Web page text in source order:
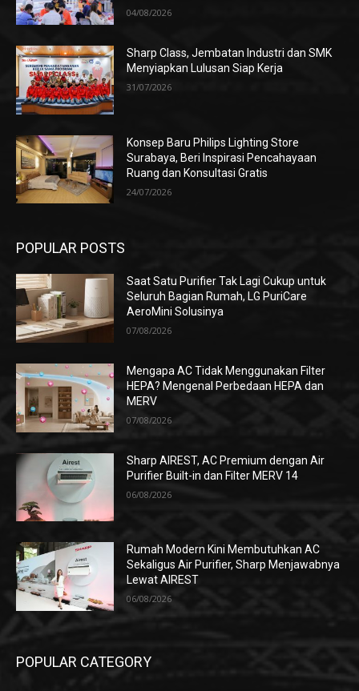
04/08/2026
Sharp Class, Jembatan Industri dan SMK
Menyiapkan Lulusan Siap Kerja
31/07/2026
Konsep Baru Philips Lighting Store
Surabaya, Beri Inspirasi Pencahayaan
Ruang dan Konsultasi Gratis
24/07/2026
POPULAR POSTS
Saat Satu Purifier Tak Lagi Cukup untuk
Seluruh Bagian Rumah, LG PuriCare
AeroMini Solusinya
07/08/2026
Mengapa AC Tidak Menggunakan Filter
HEPA? Mengenal Perbedaan HEPA dan
MERV
07/08/2026
Sharp AIREST, AC Premium dengan Air
Purifier Built-in dan Filter MERV 14
06/08/2026
Rumah Modern Kini Membutuhkan AC
Sekaligus Air Purifier, Sharp Menjawabnya
Lewat AIREST
06/08/2026
POPULAR CATEGORY